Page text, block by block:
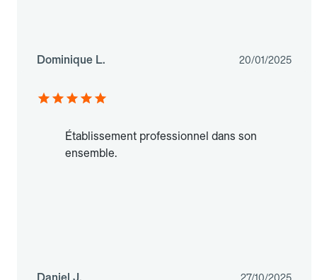
Dominique L. 20/01/2025
Établissement professionnel dans son
ensemble.